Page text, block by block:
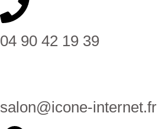
04 90 42 19 39
salon@icone-internet.fr